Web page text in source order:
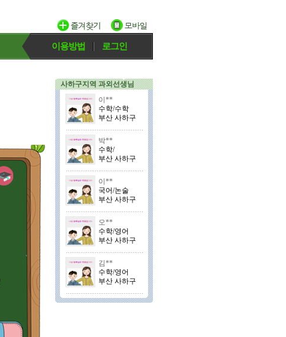
이용방법 로그인
사하구지역 과외선생님
이**
수학/수학
부산 사하구
박**
수학/
부산 사하구
이**
국어/논술
부산 사하구
오**
수학/영어
부산 사하구
김**
수학/영어
부산 사하구